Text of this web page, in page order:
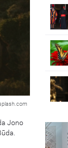
Jono